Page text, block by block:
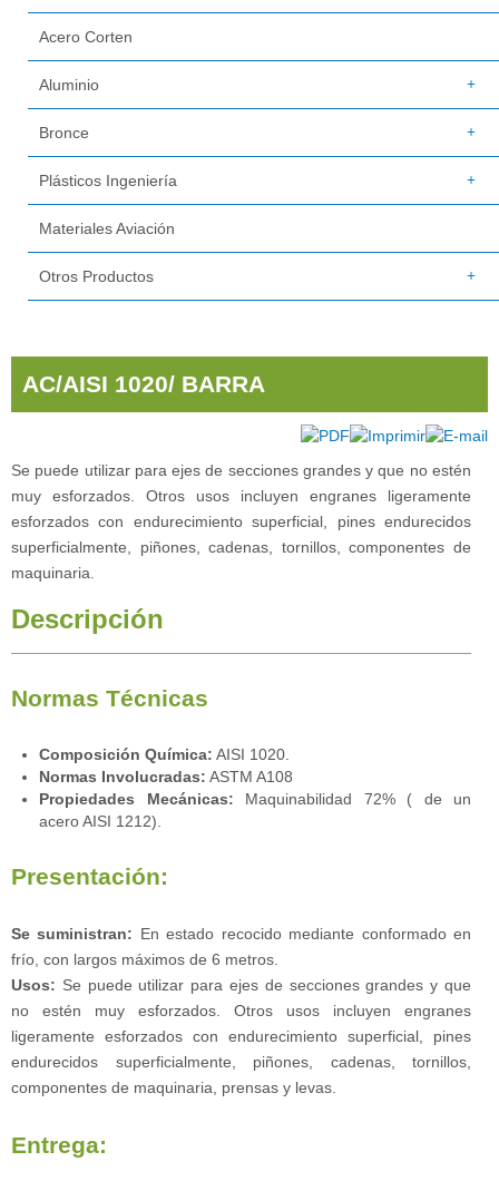
Acero Corten
Aluminio
Bronce
Plásticos Ingeniería
Materiales Aviación
Otros Productos
AC/AISI 1020/ BARRA
Se puede utilizar para ejes de secciones grandes y que no estén
muy esforzados. Otros usos incluyen engranes ligeramente
esforzados con endurecimiento superficial, pines endurecidos
superficialmente, piñones, cadenas, tornillos, componentes de
maquinaria.
Descripción
Normas Técnicas
Composición Química: AISI 1020.
Normas Involucradas: ASTM A108
Propiedades Mecánicas: Maquinabilidad 72% ( de un
acero AISI 1212).
Presentación:
Se suministran: En estado recocido mediante conformado en
frío, con largos máximos de 6 metros.
Usos: Se puede utilizar para ejes de secciones grandes y que
no estén muy esforzados. Otros usos incluyen engranes
ligeramente esforzados con endurecimiento superficial, pines
endurecidos superficialmente, piñones, cadenas, tornillos,
componentes de maquinaria, prensas y levas.
Entrega: